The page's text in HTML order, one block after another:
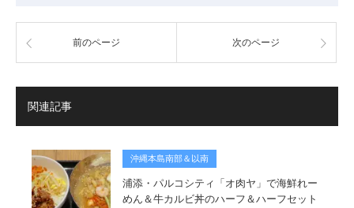
前のページ 次のページ
関連記事
沖縄本島南部＆以南
浦添・パルコシティ「オ肉ヤ」で海鮮れー
めん＆牛カルビ丼のハーフ＆ハーフセット